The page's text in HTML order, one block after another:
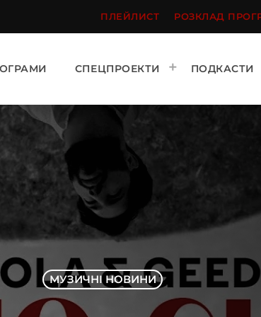
ПЛЕЙЛИСТ РОЗКЛАД
СПЕЦПРОЕКТИ ПОДКАСТИ
МУЗИЧНІ НОВИНИ